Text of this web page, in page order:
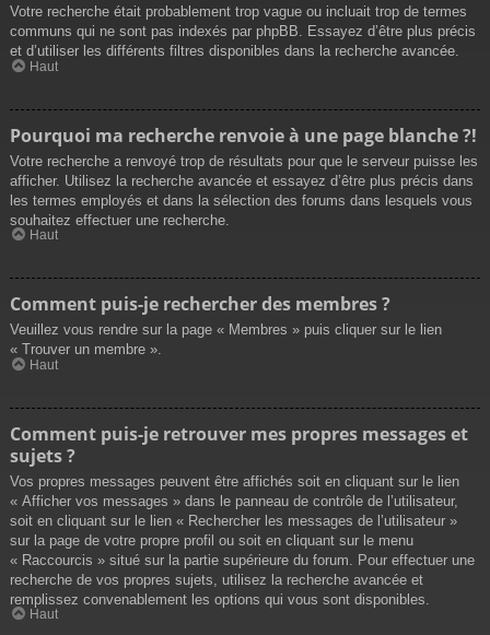
Votre recherche était probablement trop vague ou incluait trop de termes
communs qui ne sont pas indexés par phpBB. Essayez d’être plus précis
et d’utiliser les différents filtres disponibles dans la recherche avancée.
Haut
Pourquoi ma recherche renvoie à une page blanche ?!
Votre recherche a renvoyé trop de résultats pour que le serveur puisse les
afficher. Utilisez la recherche avancée et essayez d’être plus précis dans
les termes employés et dans la sélection des forums dans lesquels vous
souhaitez effectuer une recherche.
Haut
Comment puis-je rechercher des membres ?
Veuillez vous rendre sur la page « Membres » puis cliquer sur le lien
« Trouver un membre ».
Haut
Comment puis-je retrouver mes propres messages et
sujets ?
Vos propres messages peuvent être affichés soit en cliquant sur le lien
« Afficher vos messages » dans le panneau de contrôle de l’utilisateur,
soit en cliquant sur le lien « Rechercher les messages de l’utilisateur »
sur la page de votre propre profil ou soit en cliquant sur le menu
« Raccourcis » situé sur la partie supérieure du forum. Pour effectuer une
recherche de vos propres sujets, utilisez la recherche avancée et
remplissez convenablement les options qui vous sont disponibles.
Haut